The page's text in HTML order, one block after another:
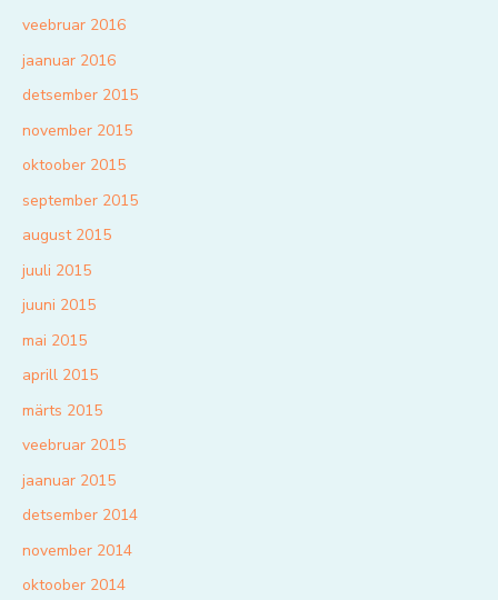
veebruar 2016
jaanuar 2016
detsember 2015
november 2015
oktoober 2015
september 2015
august 2015
juuli 2015
juuni 2015
mai 2015
aprill 2015
märts 2015
veebruar 2015
jaanuar 2015
detsember 2014
november 2014
oktoober 2014